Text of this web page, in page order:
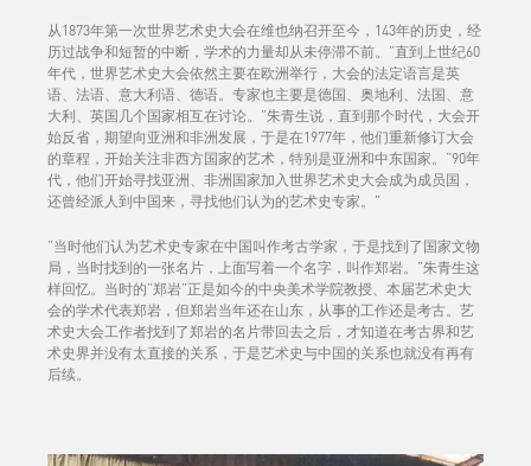
从1873年第一次世界艺术史大会在维也纳召开至今，143年的历史，经
历过战争和短暂的中断，学术的力量却从未停滞不前。“直到上世纪60
年代，世界艺术史大会依然主要在欧洲举行，大会的法定语言是英
语、法语、意大利语、德语。专家也主要是德国、奥地利、法国、意
大利、英国几个国家相互在讨论。”朱青生说，直到那个时代，大会开
始反省，期望向亚洲和非洲发展，于是在1977年，他们重新修订大会
的章程，开始关注非西方国家的艺术，特别是亚洲和中东国家。“90年
代，他们开始寻找亚洲、非洲国家加入世界艺术史大会成为成员国，
还曾经派人到中国来，寻找他们认为的艺术史专家。”
“当时他们认为艺术史专家在中国叫作考古学家，于是找到了国家文物
局，当时找到的一张名片，上面写着一个名字，叫作郑岩。”朱青生这
样回忆。当时的“郑岩”正是如今的中央美术学院教授、本届艺术史大
会的学术代表郑岩，但郑岩当年还在山东，从事的工作还是考古。艺
术史大会工作者找到了郑岩的名片带回去之后，才知道在考古界和艺
术史界并没有太直接的关系，于是艺术史与中国的关系也就没有再有
后续。